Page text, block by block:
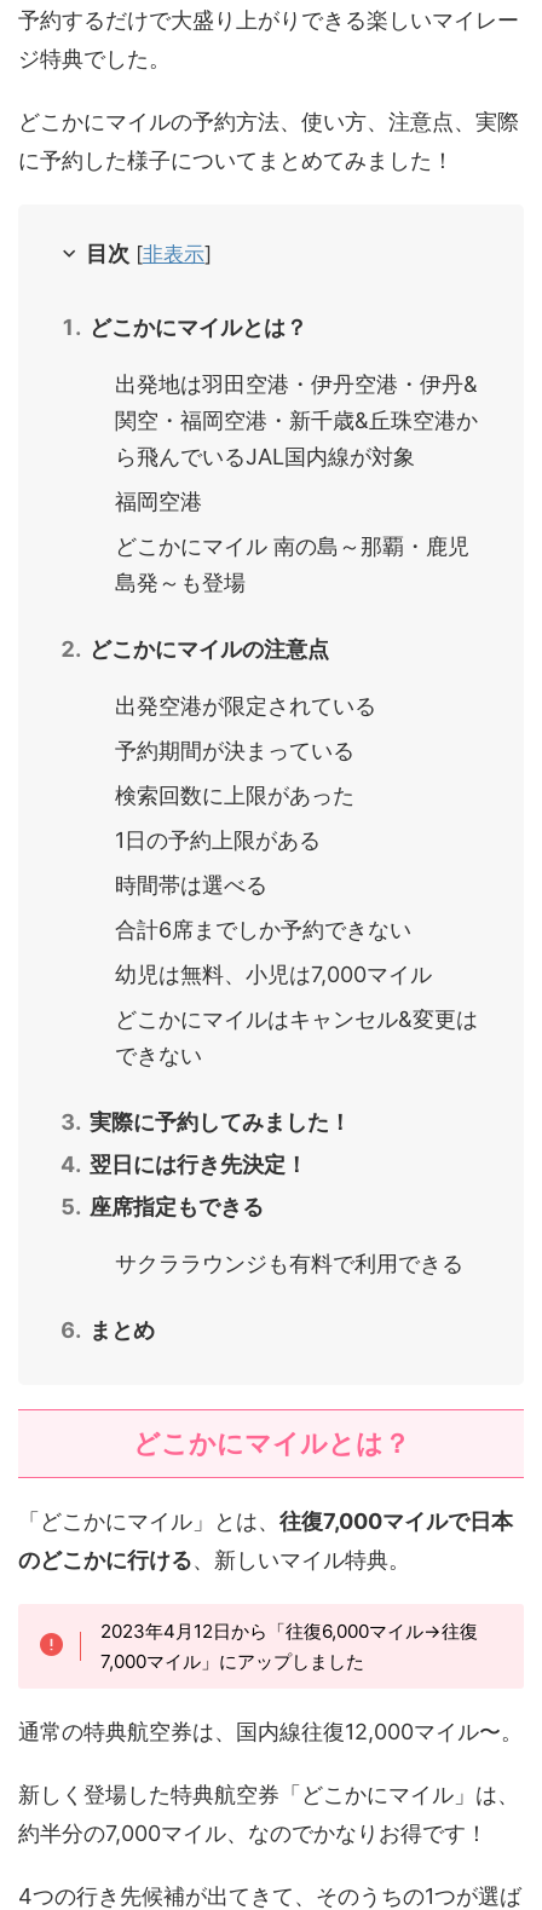
予約するだけで大盛り上がりできる楽しいマイレー
ジ特典でした。
どこかにマイルの予約方法、使い方、注意点、実際
に予約した様子についてまとめてみました！
目次 [非表示]
どこかにマイルとは？
出発地は羽田空港・伊丹空港・伊丹&
関空・福岡空港・新千歳&丘珠空港か
ら飛んでいるJAL国内線が対象
福岡空港
どこかにマイル 南の島～那覇・鹿児
島発～も登場
どこかにマイルの注意点
出発空港が限定されている
予約期間が決まっている
検索回数に上限があった
1日の予約上限がある
時間帯は選べる
合計6席までしか予約できない
幼児は無料、小児は7,000マイル
どこかにマイルはキャンセル&変更は
できない
実際に予約してみました！
翌日には行き先決定！
座席指定もできる
サクララウンジも有料で利用できる
まとめ
どこかにマイルとは？
「どこかにマイル」とは、 往復7,000マイルで日本
のどこかに行ける、新しいマイル特典。
2023年4月12日から「往復6,000マイル→往復
7,000マイル」にアップしました
通常の特典航空券は、国内線往復12,000マイル〜。
新しく登場した特典航空券「どこかにマイル」は、
約半分の7,000マイル、なのでかなりお得です！
4つの行き先候補が出てきて、そのうちの1つが選ば